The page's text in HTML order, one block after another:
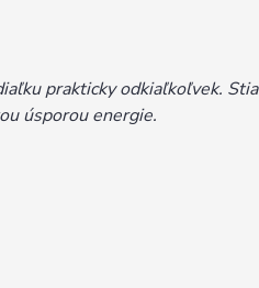
prakticky odkiaľkoľvek.
úsporou energie.